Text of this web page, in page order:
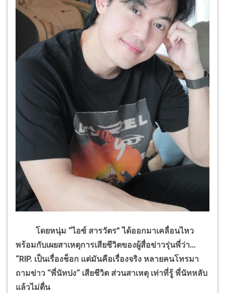
โดยหนุ่ม “ไอซ์ สารวัตร” ได้ออกมาเคลื่อนไหว
พร้อมกับเผยสาเหตุการเสียชีวิตของผู้สื่อข่าวรุ่นพี่ว่า…
“RIP. เป็นเรื่องช็อก แต่มันคือเรื่องจริง หลายคนโทรมา
ถามข่าว “พี่นัทปง“ เสียชีวิต ส่วนสาเหตุ เท่าที่รู้ พี่นัทหลับ
แล้วไม่ตื่น